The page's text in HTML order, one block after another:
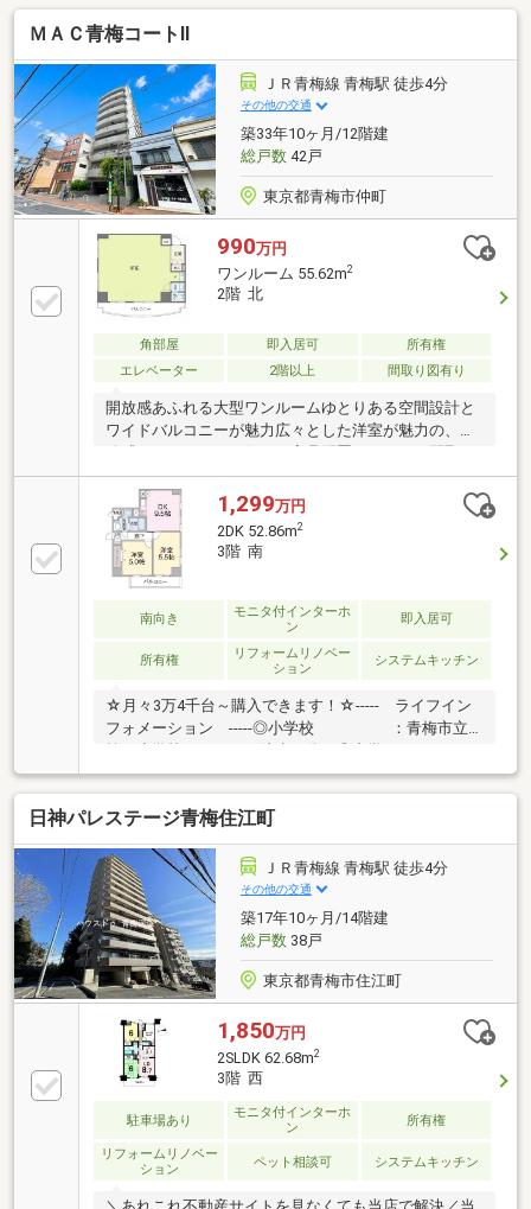
庭、この充実度で変わってきます。これらを一括で購
入できその代金を住宅ローンに組み込むことが可能な
サービスそれがやどかリッチです。※東京MXテレビ
「カンニング竹山のイチバン研究所」２０２３年７月
１日放送■やりとり不要で内覧確定可能■赤色の見学予
約ボタンから最短２分で完了
ＭＡＣ青梅コートⅡ
ＪＲ青梅線 青梅駅 徒歩4分
その他の交通
築33年10ヶ月/12階建
総戸数42戸
東京都青梅市仲町
990万円
ワンルーム 55.62m2
2階 北
角部屋 即入居可
所有権
エレベーター
2階以上 間取り図有り
開放感あふれる大型ワンルームゆとりある空間設計と
ワイドバルコニーが魅力広々とした洋室が魅力の、開
で、自分らしい住空間を演出できます。大きな開口部
とワイドバルコニーにより、室内には明るい陽光と心
地よい風が広がります。キッチンスペースは居室と程
よく分かれており、生活感を抑えたレイアウトが可
能。■ 使いやすい開放感ある間取り■ 一人暮らし・セ
カンドハウス・事務所利用にも対応■ 在宅ワークにも
使いやすいゆとりある空間■ 生活利便施設が徒歩圏内
に充実■ 投資用・自己利用どちらにも検討可能■ 現況
有姿売買／契約不適合責任免責
1,299万円
2DK 52.86m2
3階 南
南向き
モニタ付インターホ
ン
即入居可
所有権
リフォームリノベー
ション
システムキッチン
☆月々3万4千台～購入できます！☆----- ライフイン
フォメーション -----◎小学校 ：青梅市立
校 ：青梅市立第１中学校 徒歩１
７分◎近隣お買物 ：セブンイレブン青梅駅前
店 徒歩４分 ◎最寄り駅 ：JR青
梅線「青梅」駅 徒歩４分---------- ライフイメージ -
---------■徒歩５分圏内に始発駅あり。■小学校徒歩５
分。■八百屋さんで新鮮野菜がすぐ手に入ります♪【コ
スモホームでは専属の担当者がトータルサポート致し
ます】※新型コロナウィルス対策実施中（詳しくは下
記イベント情報をご覧ください）
日神パレステージ青梅住江町
ＪＲ青梅線 青梅駅 徒歩4分
その他の交通
築17年10ヶ月/14階建
総戸数38戸
東京都青梅市住江町
1,850万円
2SLDK 62.68m2
3階 西
駐車場あり
モニタ付インターホ
ン
所有権
リフォームリノベー
ション
ペット相談可 システムキッチン